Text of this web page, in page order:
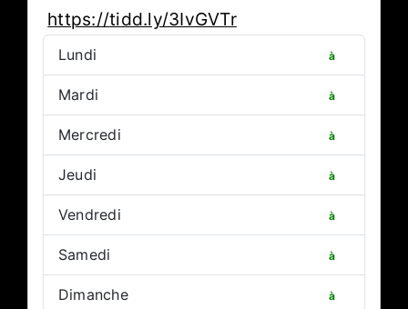
https://tidd.ly/3IvGVTr
Lundi à
Mardi à
Mercredi à
Jeudi à
Vendredi à
Samedi à
Dimanche à